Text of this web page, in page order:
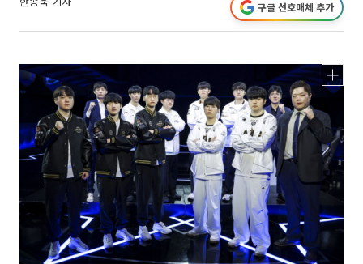
구글 선호매체 추가